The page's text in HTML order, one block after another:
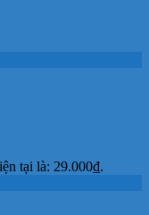
tại là: 29.000₫.